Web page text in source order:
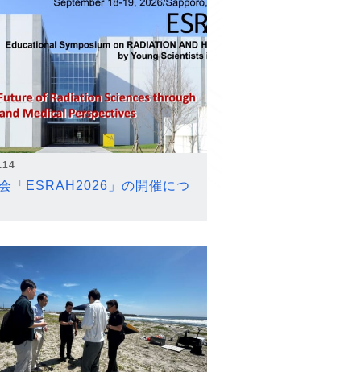
「ESRAH2026」の開催につ